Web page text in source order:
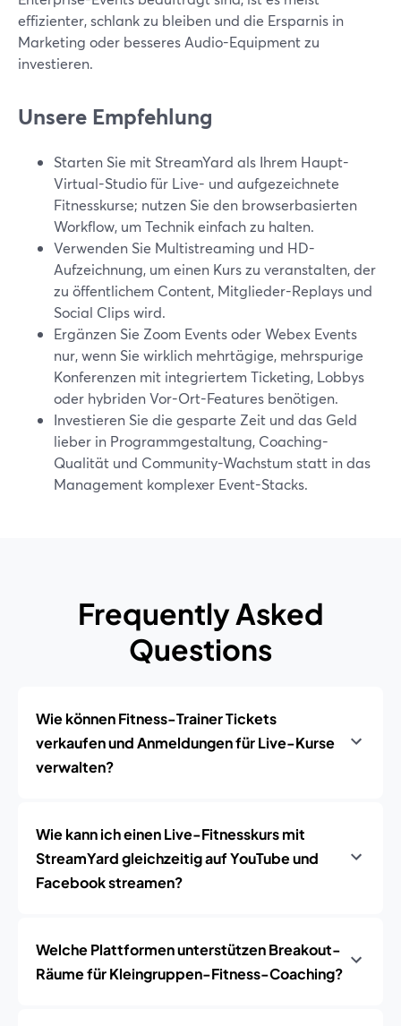
effizienter, schlank zu bleiben und die Ersparnis in
Marketing oder besseres Audio-Equipment zu
investieren.
Unsere Empfehlung
Starten Sie mit StreamYard als Ihrem Haupt-
Virtual-Studio für Live- und aufgezeichnete
Fitnesskurse; nutzen Sie den browserbasierten
Workflow, um Technik einfach zu halten.
Verwenden Sie Multistreaming und HD-
Aufzeichnung, um einen Kurs zu veranstalten, der
zu öffentlichem Content, Mitglieder-Replays und
Social Clips wird.
Ergänzen Sie Zoom Events oder Webex Events
nur, wenn Sie wirklich mehrtägige, mehrspurige
Konferenzen mit integriertem Ticketing, Lobbys
oder hybriden Vor-Ort-Features benötigen.
Investieren Sie die gesparte Zeit und das Geld
lieber in Programmgestaltung, Coaching-
Qualität und Community-Wachstum statt in das
Management komplexer Event-Stacks.
Frequently Asked
Questions
Wie können Fitness-Trainer Tickets
verkaufen und Anmeldungen für Live-Kurse
verwalten?
Wie kann ich einen Live-Fitnesskurs mit
StreamYard gleichzeitig auf YouTube und
Facebook streamen?
Welche Plattformen unterstützen Breakout-
Räume für Kleingruppen-Fitness-Coaching?